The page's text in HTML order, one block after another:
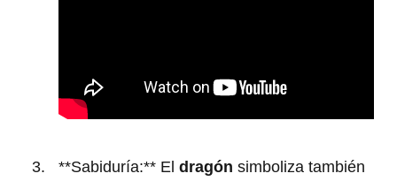
**Sabiduría:** El dragón simboliza también